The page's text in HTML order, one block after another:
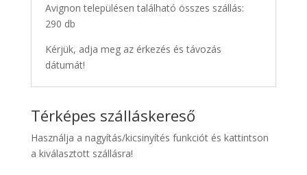
Avignon településen található összes szállás:
290 db
Kérjük, adja meg az érkezés és távozás
dátumát!
Térképes szálláskereső
Használja a nagyítás/kicsinyítés funkciót és kattintson
a kiválasztott szállásra!